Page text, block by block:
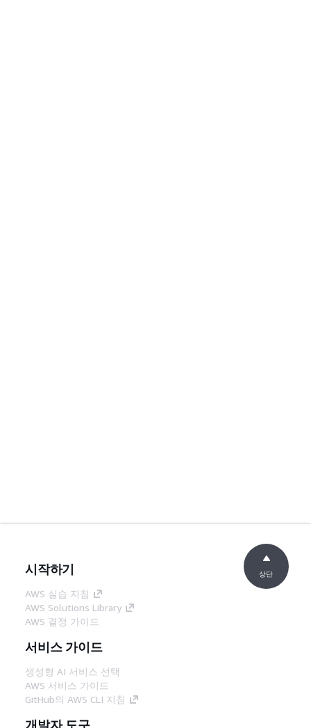
시작하기
AWS 실습 지침
AWS Solutions Library
AWS 결정 가이드
서비스 가이드
생성형 AI 서비스 선택
AWS 서비스 가이드
GitHub의 AWS CLI 지침
개발자 도구
상단